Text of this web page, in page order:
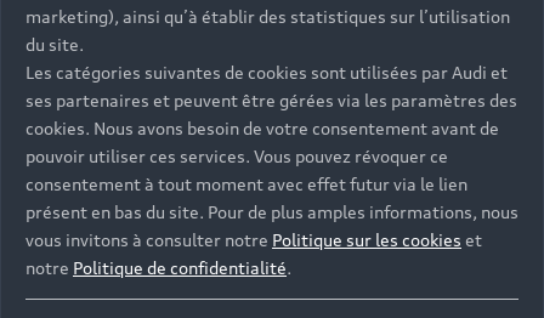
marketing), ainsi qu’à établir des statistiques sur l’utilisation
du site.
Les catégories suivantes de cookies sont utilisées par Audi et
ses partenaires et peuvent être gérées via les paramètres des
cookies. Nous avons besoin de votre consentement avant de
pouvoir utiliser ces services. Vous pouvez révoquer ce
consentement à tout moment avec effet futur via le lien
présent en bas du site. Pour de plus amples informations, nous
vous invitons à consulter notre Politique sur les cookies et
notre Politique de confidentialité.